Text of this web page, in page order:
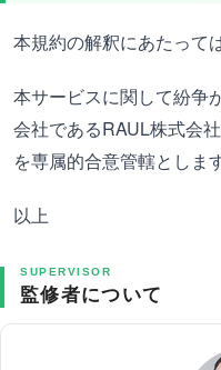
本規約の解釈にあたって
本サービスに関して紛争
会社であるRAUL株式会
を専属的合意管轄とします
以上
SUPERVISOR
監修者について